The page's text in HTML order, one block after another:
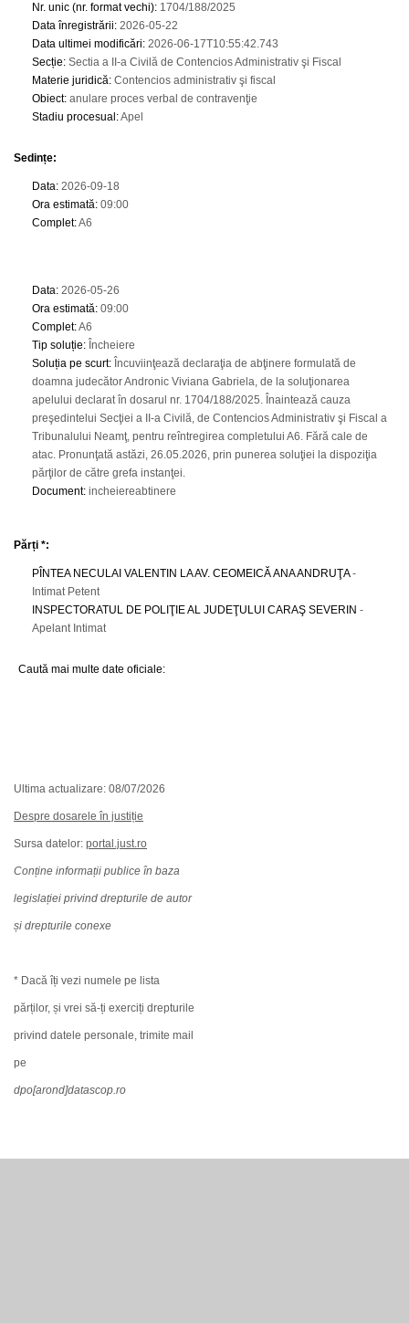
Nr. unic (nr. format vechi): 1704/188/2025
Data înregistrării: 2026-05-22
Data ultimei modificări: 2026-06-17T10:55:42.743
Secție: Sectia a II-a Civilă de Contencios Administrativ şi Fiscal
Materie juridică: Contencios administrativ şi fiscal
Obiect: anulare proces verbal de contravenţie
Stadiu procesual :Apel
Sedințe:
Data: 2026-09-18
Ora estimată: 09:00
Complet:A6
Data: 2026-05-26
Ora estimată: 09:00
Complet:A6
Tip soluție: Încheiere
Soluția pe scurt: Încuviinţează declaraţia de abţinere formulată de
doamna judecător Andronic Viviana Gabriela, de la soluţionarea
apelului declarat în dosarul nr. 1704/188/2025. Înaintează cauza
preşedintelui Secţiei a II-a Civilă, de Contencios Administrativ şi Fiscal a
Tribunalului Neamţ, pentru reîntregirea completului A6. Fără cale de
atac. Pronunţată astăzi, 26.05.2026, prin punerea soluţiei la dispoziţia
părţilor de către grefa instanţei.
Document: incheiereabtinere
Părți *:
PÎNTEA NECULAI VALENTIN LA AV. CEOMEICĂ ANA ANDRUŢA-
Intimat Petent
INSPECTORATUL DE POLIŢIE AL JUDEŢULUI CARAŞ SEVERIN -
Apelant Intimat
Caută mai multe date oficiale:
Ultima actualizare: 08/07/2026
Despre dosarele în justiție
Sursa datelor: portal.just.ro
Conține informații publice în baza
legislației privind drepturile de autor
și drepturile conexe
* Dacă îți vezi numele pe lista
părților, și vrei să-ți exerciți drepturile
privind datele personale, trimite mail
pe
dpo[arond]datascop.ro